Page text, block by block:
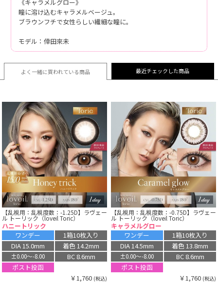
《キャラメルグロー》
瞳に溶け込むキャラメルベージュ。
ブラウンフチで女性らしい繊細な瞳に。
モデル：倖田來未
よく一緒に買われている商品 最近チェックした商品
【乱視用：乱視度数：-1.25D】ラヴェー
ル トーリック（loveil Toric）
ハニートリック
ワンデー
1箱10枚入り
DIA 15.0mm
着色 14.2mm
±0.00〜-8.00
BC 8.6mm
ポスト投函
￥1,760 (税込)
【乱視用：乱視度数：-0.75D】ラヴェー
ル トーリック（loveil Toric）
キャラメルグロー
ワンデー
1箱10枚入り
DIA 14.5mm
着色 13.8mm
±0.00〜-8.00
BC 8.6mm
ポスト投函
￥1,760 (税込)